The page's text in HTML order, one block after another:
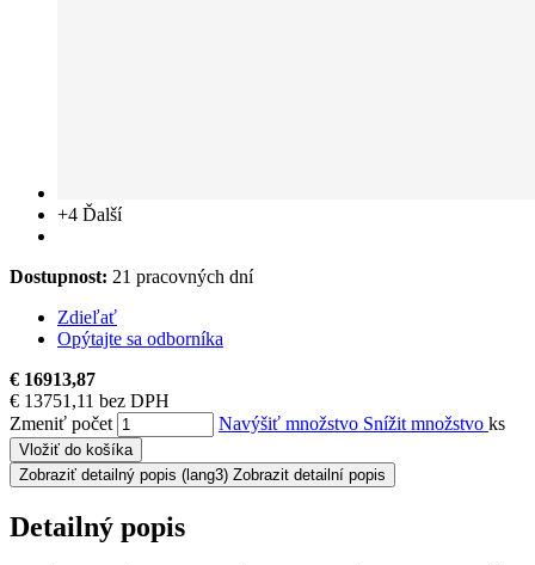
+4 Ďalší
Dostupnost: 21 pracovných dní
Zdieľať
Opýtajte sa odborníka
€ 16913,87
€ 13751,11 bez DPH
Zmeniť počet
Navýšiť množstvo Snížit množstvo ks
Vložiť do košíka
Zobraziť detailný popis (lang3) Zobrazit detailní popis
Detailný popis